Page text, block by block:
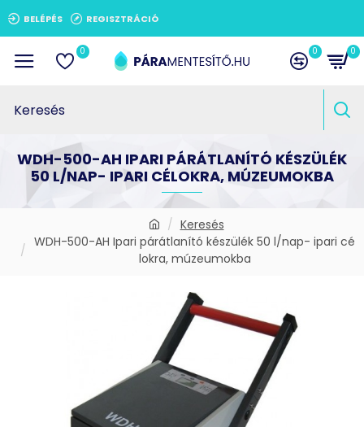
BELÉPÉS REGISZTRÁCIÓ
0 0 0
Keresés
WDH-500-AH Ipari párátlanító készülék 50 l/nap- ipari cé
lokra, múzeumokba
WDH-500-AH IPARI PÁRÁTLANÍTÓ KÉSZÜLÉK
50 L/NAP- IPARI CÉLOKRA, MÚZEUMOKBA